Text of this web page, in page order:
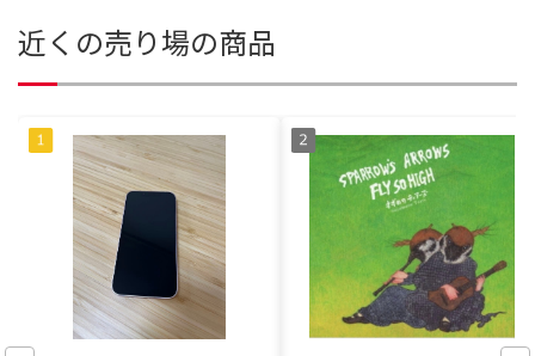
近くの売り場の商品